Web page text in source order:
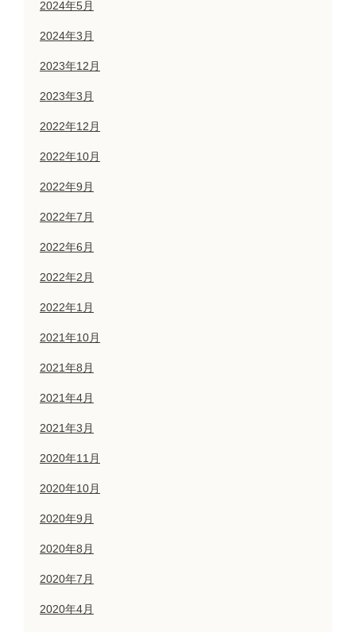
2024年5月
2024年3月
2023年12月
2023年3月
2022年12月
2022年10月
2022年9月
2022年7月
2022年6月
2022年2月
2022年1月
2021年10月
2021年8月
2021年4月
2021年3月
2020年11月
2020年10月
2020年9月
2020年8月
2020年7月
2020年4月